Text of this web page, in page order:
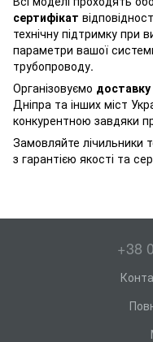
сертифікат
технічну підтримку при
параметри вашої
трубопроводу.
Організовуємо доставку
Дніпра та інших міст
конкурентною завдяки
Замовляйте лічильники
з гарантією якості та
+38